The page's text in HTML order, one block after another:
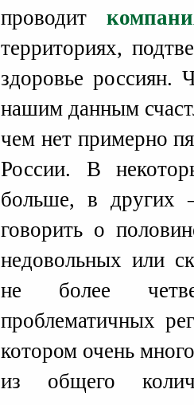
проводит
территориях,
здоровье россиян.
нашим данным
чем нет примерно
России. В
больше, в других
говорить о
недовольных или
не более
проблематичных
котором очень
из общего